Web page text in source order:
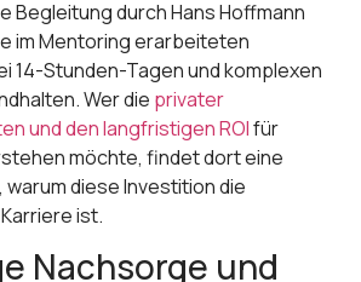
Begleitung durch Hans Hoffmann
im Mentoring erarbeiteten
14-Stunden-Tagen und komplexen
Wer die privater
und den langfristigen ROIfür
möchte, findet dort eine
diese Investition die
ist.
Nachsorge und